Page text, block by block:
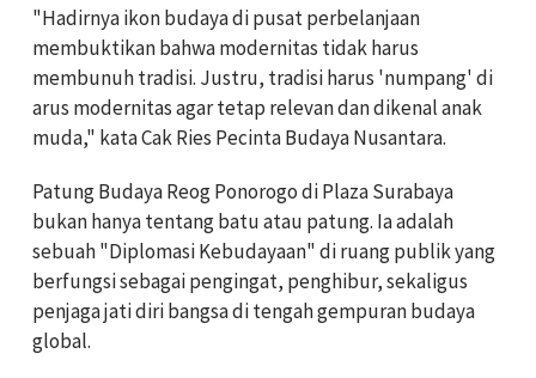
"Hadirnya ikon budaya di pusat perbelanjaan
membuktikan bahwa modernitas tidak harus
membunuh tradisi. Justru, tradisi harus 'numpang' di
arus modernitas agar tetap relevan dan dikenal anak
muda," kata Cak Ries Pecinta Budaya Nusantara.
Patung Budaya Reog Ponorogo di Plaza Surabaya
bukan hanya tentang batu atau patung. Ia adalah
sebuah "Diplomasi Kebudayaan" di ruang publik yang
berfungsi sebagai pengingat, penghibur, sekaligus
penjaga jati diri bangsa di tengah gempuran budaya
global.